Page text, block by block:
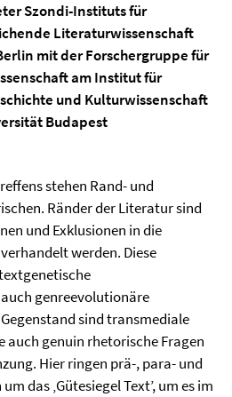
Szondi-Instituts für
Literaturwissenschaft
mit der Forschergruppe für
am Institut für
und Kulturwissenschaft
Budapest
stehen Rand- und
Ränder der Literatur sind
und Exklusionen in die
werden. Diese
genreevolutionäre
sind transmediale
auch genuin rhetorische Fragen
Hier ringen prä-, para- und
das ‚Gütesiegel Text’, um es im